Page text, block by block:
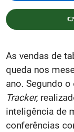
As vendas de
queda nos
ano. Segundo o
Tracker,
inteligência de
conferências